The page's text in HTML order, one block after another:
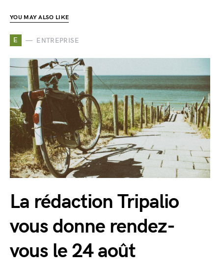
YOU MAY ALSO LIKE
E ENTREPRISE
La rédaction Tripalio
vous donne rendez-
vous le 24 août